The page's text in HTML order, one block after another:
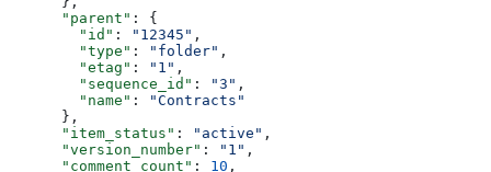
      "parent"
: {
        "id"
: "12345" ,
        "type"
: "folder" ,
        "etag"
: "1" ,
        "sequence_id"
: "3" ,
        "name"
:
"Contracts"
      },
      "item_status"
: "active" ,
      "version_number"
: "1" ,
      "comment_count"
: 10 ,